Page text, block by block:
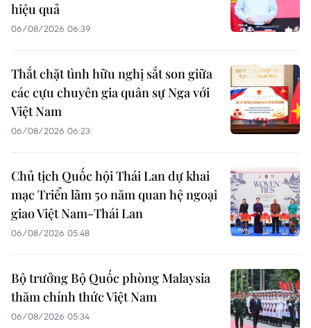
hiệu quả
06/08/2026 06:39
Thắt chặt tình hữu nghị sắt son giữa
các cựu chuyên gia quân sự Nga với
Việt Nam
06/08/2026 06:23
Chủ tịch Quốc hội Thái Lan dự khai
mạc Triển lãm 50 năm quan hệ ngoại
giao Việt Nam-Thái Lan
06/08/2026 05:48
Bộ trưởng Bộ Quốc phòng Malaysia
thăm chính thức Việt Nam
06/08/2026 05:34